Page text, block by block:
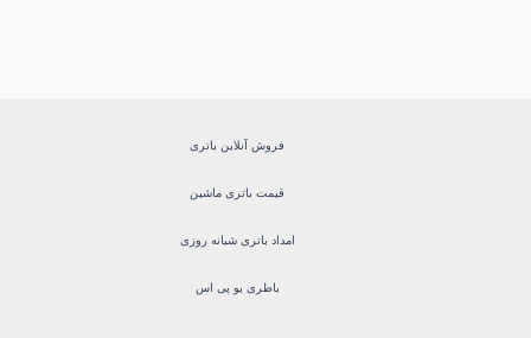
فروش آنلاین باتری
قیمت باتری ماشین
امداد باتری شبانه روزی
باطری یو پی اس